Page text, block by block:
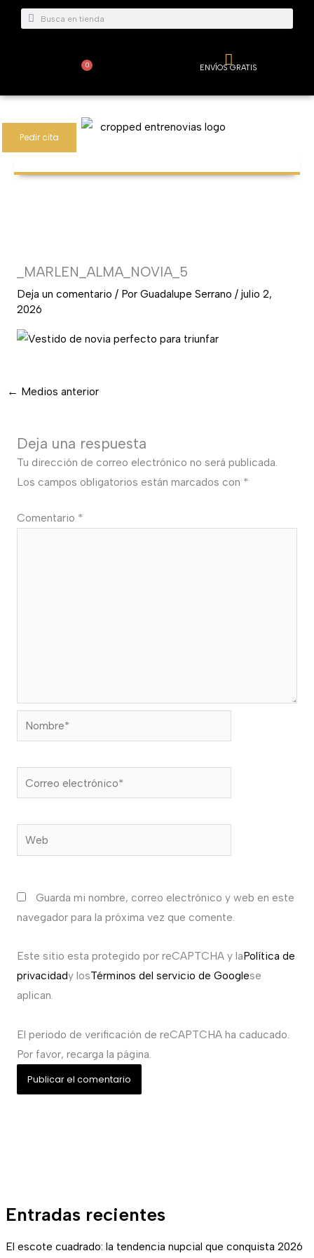
Buscar
Buscar
0
Carrito ENVÍOS GRATIS
Pedir cita
Entradas recientes
El escote cuadrado: la tendencia nupcial que conquista 2026
_MARLEN_ALMA_NOVIA_5
Deja un comentario / Por Guadalupe Serrano / julio 2,
2026
← Medios anterior
Deja una respuesta
Tu dirección de correo electrónico no será publicada.
Los campos obligatorios están marcados con *
Comentario *
Nombre*
Correo
electrónico*
Web
Guarda mi nombre, correo electrónico y web en este
navegador para la próxima vez que comente.
Este sitio esta protegido por reCAPTCHA y laPolítica de
privacidady losTérminos del servicio de Googlese
aplican.
El periodo de verificación de reCAPTCHA ha caducado.
Por favor, recarga la página.